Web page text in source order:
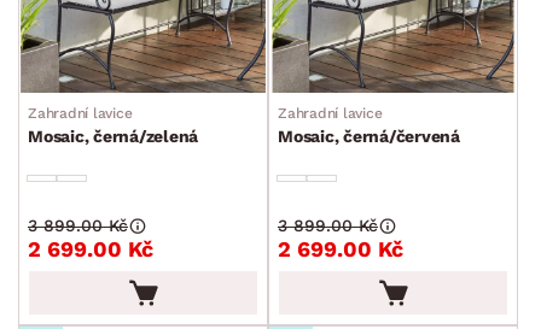
Zahradní lavice
Mosaic, černá/zelená
2 699.00 Kč
3 899.00 Kč
Zahradní lavice
Mosaic, černá/červená
2 699.00 Kč
3 899.00 Kč